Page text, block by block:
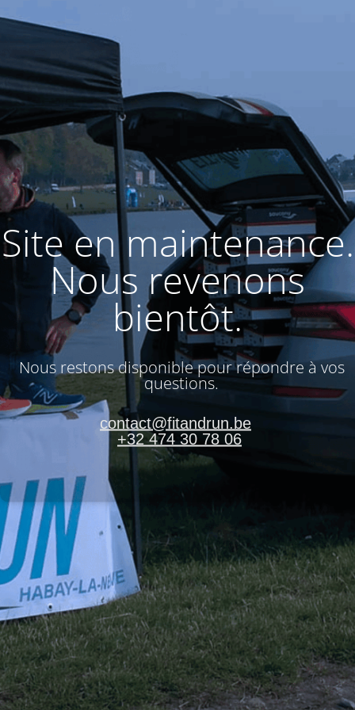
Site en maintenance.
Nous revenons
bientôt.
Nous restons disponible pour répondre à vos
questions.
contact@fitandrun.be
+32 474 30 78 06